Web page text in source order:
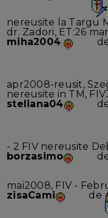
nereusite la Targu
dr. Zadori, ET:26
miha2004
apr2008-reusit,
nereusite in TM,
steliana04
- 2 FIV nereusite
borzasimo
mai2008, FIV -
zisaCami
de